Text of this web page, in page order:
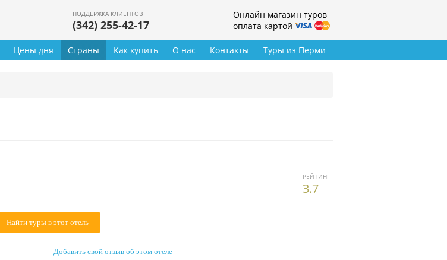
ПОДДЕРЖКА КЛИЕНТОВ
(342) 255-42-17
Онлайн магазин туров
оплата картой
Туры из Перми
Цены дня Страны Как купить О нас Контакты
РЕЙТИНГ
3.7
Найти туры в этот отель
Добавить свой отзыв об этом отеле